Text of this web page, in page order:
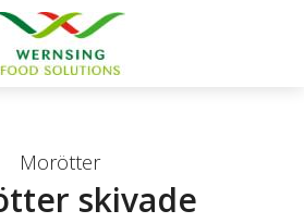
Morötter
skivade